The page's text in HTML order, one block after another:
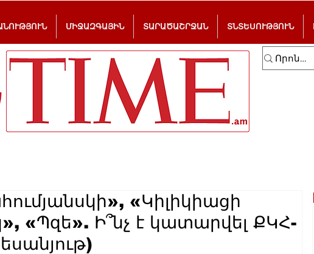
ՄԻՋԱԶԳԱՅԻՆ ՏԱՐԱԾԱՇՐՋԱՆ ՏՆՏԵՍՈՒԹՅՈՒՆ
«Կիլիկիացի
«Պզե». Ի՞նչ է կատարվել ՔԿՀ-